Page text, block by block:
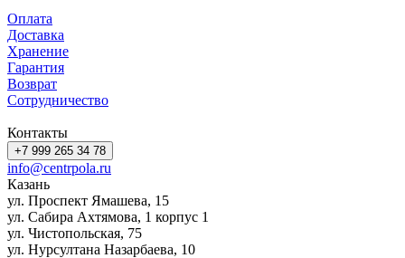
Оплата
Доставка
Хранение
Гарантия
Возврат
Сотрудничество
Контакты
+7 999 265 34 78
info@centrpola.ru
Казань
ул. Проспект Ямашева, 15
ул. Сабира Ахтямова, 1 корпус 1
ул. Чистопольская, 75
ул. Нурсултана Назарбаева, 10